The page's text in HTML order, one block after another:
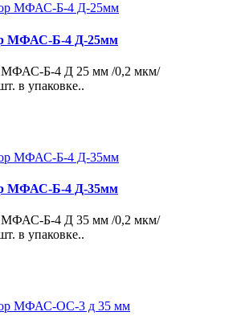
МФАС-Б-4 Д-25мм
МФАС-Б-4 Д 25 мм /0,2 мкм/
в упаковке..
МФАС-Б-4 Д-35мм
МФАС-Б-4 Д 35 мм /0,2 мкм/
в упаковке..